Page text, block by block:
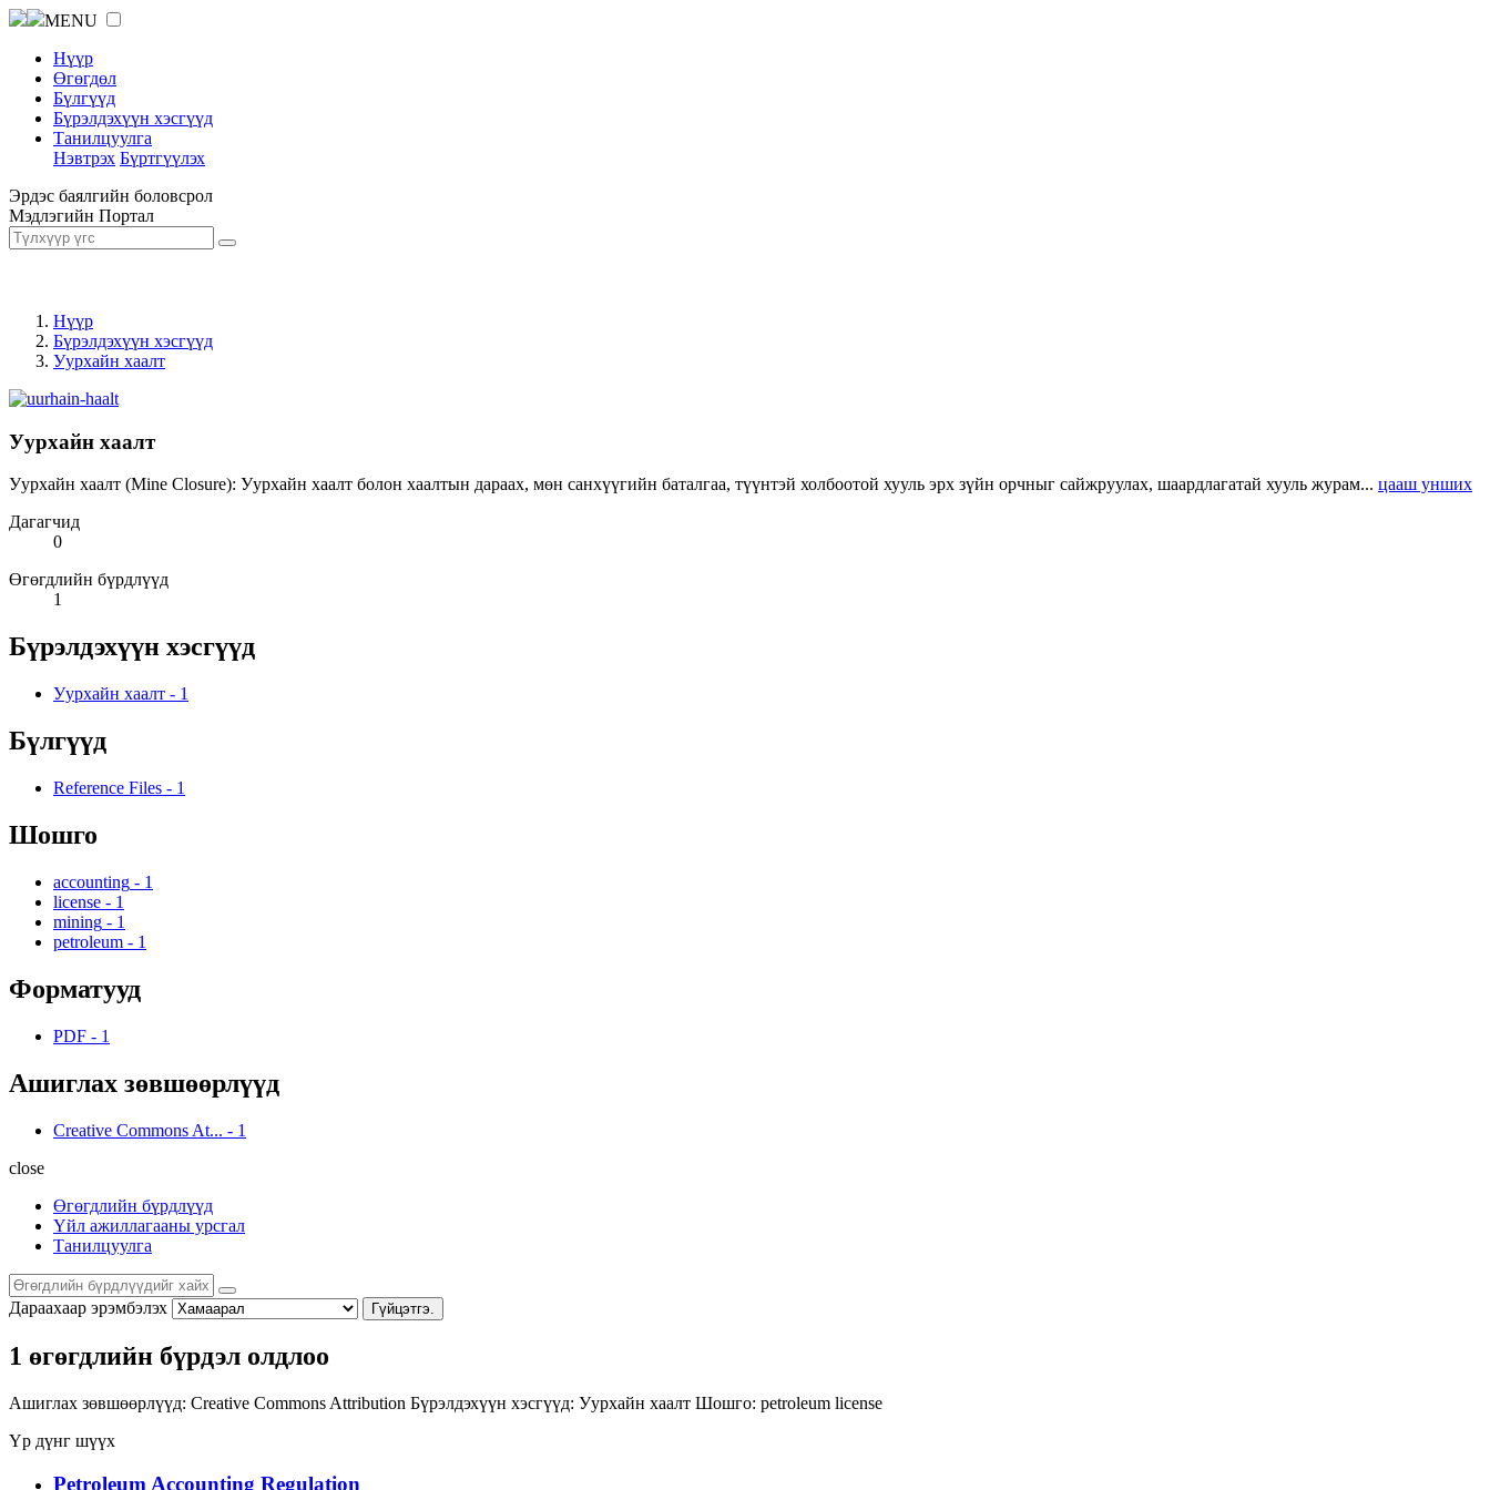
MENU
Нүүр
Өгөгдөл
Бүлгүүд
Бүрэлдэхүүн хэсгүүд
Танилцуулга
Нэвтрэх Бүртгүүлэх
Эрдэс баялгийн боловсрол
Мэдлэгийн Портал
Нүүр
Бүрэлдэхүүн хэсгүүд
Уурхайн хаалт
Уурхайн хаалт
Уурхайн хаалт (Mine Closure): Уурхайн хаалт болон хаалтын дараах, мөн санхүүгийн баталгаа, түүнтэй холбоотой хууль эрх зүйн орчныг сайжруулах, шаардлагатай хууль журам... цааш унших
Дагагчид
0
Өгөгдлийн бүрдлүүд
1
Бүрэлдэхүүн хэсгүүд
Уурхайн хаалт - 1
Бүлгүүд
Reference Files - 1
Шошго
accounting - 1
license - 1
mining - 1
petroleum - 1
Форматууд
PDF - 1
Ашиглах зөвшөөрлүүд
Creative Commons At... - 1
close
Өгөгдлийн бүрдлүүд
Үйл ажиллагааны урсгал
Танилцуулга
Дараахаар эрэмбэлэх Гүйцэтгэ.
1 өгөгдлийн бүрдэл олдлоо
Ашиглах зөвшөөрлүүд: Creative Commons Attribution Бүрэлдэхүүн хэсгүүд: Уурхайн хаалт Шошго: petroleum license
Үр дүнг шүүх
Petroleum Accounting Regulation